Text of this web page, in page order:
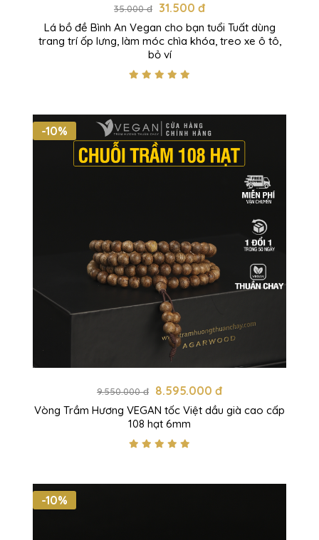
35.000 đ 31.500 đ
Lá bồ đề Bình An Vegan cho bạn tuổi Tuất dùng
trang trí ốp lưng, làm móc chìa khóa, treo xe ô tô,
bỏ ví
-10%
9.550.000 đ 8.595.000 đ
Vòng Trầm Hương VEGAN tốc Việt dầu già cao cấp
108 hạt 6mm
-10%